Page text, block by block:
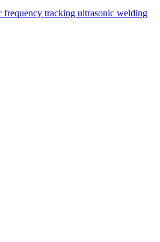
frequency tracking ultrasonic welding